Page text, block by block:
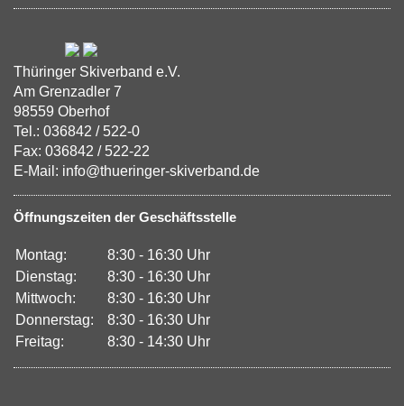
Thüringer Skiverband e.V.
Am Grenzadler 7
98559 Oberhof
Tel.: 036842 / 522-0
Fax: 036842 / 522-22
E-Mail: info@thueringer-skiverband.de
Öffnungszeiten der Geschäftsstelle
Montag:
8:30 - 16:30 Uhr
Dienstag:
8:30 - 16:30 Uhr
Mittwoch:
8:30 - 16:30 Uhr
Donnerstag:
8:30 - 16:30 Uhr
Freitag:
8:30 - 14:30 Uhr